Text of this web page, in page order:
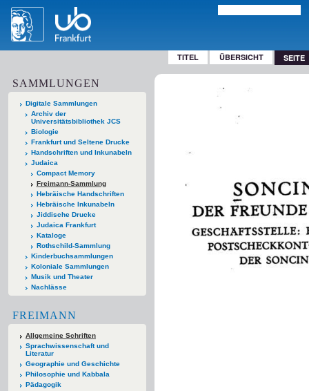
TITEL ÜBERSICHT SEITE
SAMMLUNGEN
Digitale Sammlungen
Archiv der
Universitätsbibliothek JCS
Biologie
Frankfurt und Seltene Drucke
Handschriften und Inkunabeln
Judaica
Compact Memory
Freimann-Sammlung
Hebräische Handschriften
Hebräische Inkunabeln
Jiddische Drucke
Judaica Frankfurt
Kataloge
Rothschild-Sammlung
Kinderbuchsammlungen
Koloniale Sammlungen
Musik und Theater
Nachlässe
FREIMANN
Allgemeine Schriften
Sprachwissenschaft und
Literatur
Geographie und Geschichte
Philosophie und Kabbala
Pädagogik